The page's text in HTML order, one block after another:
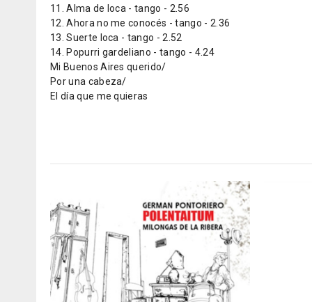
11. Alma de loca - tango - 2.56
12. Ahora no me conocés - tango - 2.36
13. Suerte loca - tango - 2.52
14. Popurri gardeliano - tango - 4.24
Mi Buenos Aires querido/
Por una cabeza/
El día que me quieras